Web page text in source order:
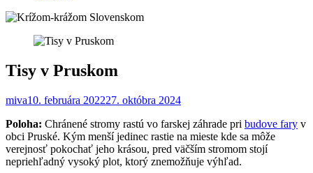
Tisy v Pruskom
miva10. februára 202227. októbra 2024
Poloha: Chránené stromy rastú vo farskej záhrade pri budove fary v
obci Pruské. Kým menší jedinec rastie na mieste kde sa môže
verejnosť pokochať jeho krásou, pred väčším stromom stojí
nepriehľadný vysoký plot, ktorý znemožňuje výhľad.